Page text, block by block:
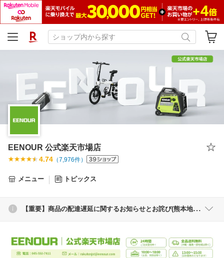
EENOUR 公式楽天市場店
4.74 （7,976件）
メニュー トピックス
【重要】商品の配達遅延に関するお知らせとお詫び(熊本地震の影響について)